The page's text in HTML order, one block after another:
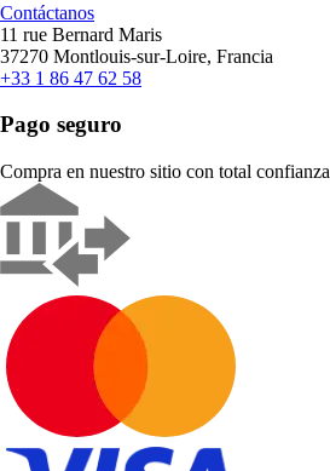
Contáctanos
11 rue Bernard Maris
37270 Montlouis-sur-Loire, Francia
+33 1 86 47 62 58
Pago seguro
Compra en nuestro sitio con total confianza